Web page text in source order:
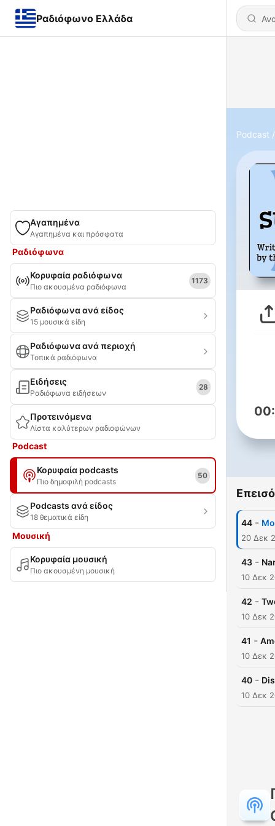
Ραδιόφωνο Ελλάδα
Αγαπημένα
Αγαπημένα και πρόσφατα
Ραδιόφωνα
Κορυφαία ραδιόφωνα
Πιο ακουσμένα ραδιόφωνα
1173
Ραδιόφωνα ανά είδος
15 μουσικά είδη
Ραδιόφωνα ανά περιοχή
Τοπικά ραδιόφωνα
Ειδήσεις
Ραδιόφωνα ειδήσεων
28
Προτεινόμενα
Λίστα καλύτερων ραδιοφώνων
Podcast
Κορυφαία podcasts
Πιο δημοφιλή podcasts
50
Podcasts ανά είδος
18 θεματικά είδη
Μουσική
Κορυφαία μουσική
Πιο ακουσμένη μουσική
Podcast
44 -
20 Δεκ
43 -
10 Δεκ
42 -
10 Δεκ
41 -
10 Δεκ
40 -
10 Δεκ